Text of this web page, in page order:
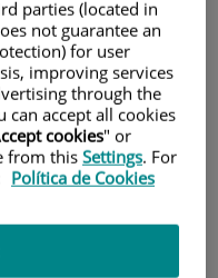
parties (located in
not guarantee an
for user
improving services
through the
can accept all cookies
cookies" or
from thisSettings. For
Política de Cookies